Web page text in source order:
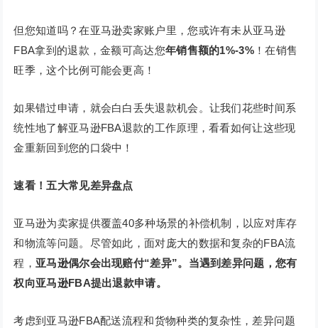
但您知道吗？在亚马逊卖家账户里，您或许有未从亚马逊
FBA拿到的退款，金额可高达您年销售额的1%-3%！在销售
旺季，这个比例可能会更高！
如果错过申请，就会白白丢失退款机会。让我们花些时间系
统性地了解亚马逊FBA退款的工作原理，看看如何让这些现
金重新回到您的口袋中！
速看！五大常见差异盘点
亚马逊为卖家提供覆盖40多种场景的补偿机制，以应对库存
和物流等问题。尽管如此，面对庞大的数据和复杂的FBA流
程， 亚马逊偶尔会出现赔付“差异”。当遇到差异问题，您有
权向亚马逊FBA提出退款申请。
考虑到亚马逊FBA配送流程和货物种类的复杂性，差异问题